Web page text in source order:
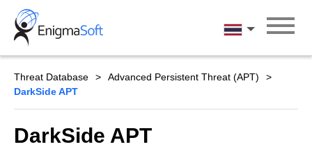
Skip
content
ภาษาไทย
Threat Database
Advanced Persistent Threat (APT)
DarkSide APT
DarkSide APT